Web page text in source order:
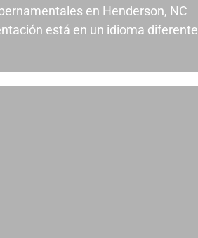
en Henderson, NC
está en un idioma diferente